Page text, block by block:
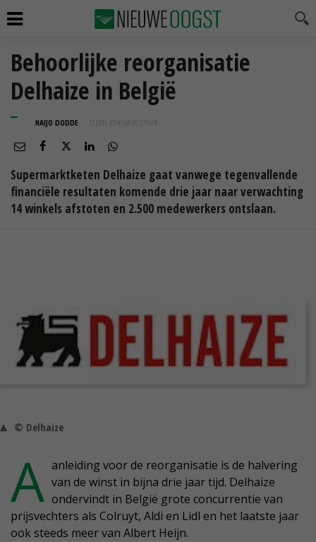
Behoorlijke reorganisatie
Delhaize in België
HAIJO DODDE 17 JUN 2014 OM 09:57
Supermarktketen Delhaize gaat vanwege tegenvallende
financiële resultaten komende drie jaar naar verwachting
14 winkels afstoten en 2.500 medewerkers ontslaan.
© Delhaize
A anleiding voor de reorganisatie is de halvering
van de winst in bijna drie jaar tijd. Delhaize
ondervindt in België grote concurrentie van
prijsvechters als Colruyt, Aldi en Lidl en het laatste jaar
ook steeds meer van Albert Heijn.